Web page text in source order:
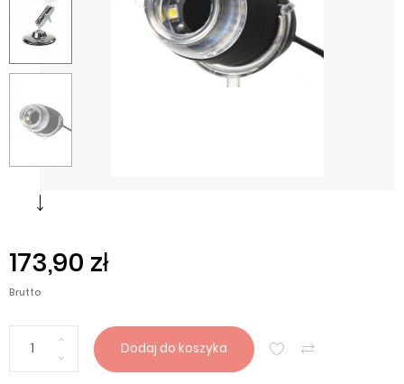
173,90 zł
Brutto
Dodaj do koszyka